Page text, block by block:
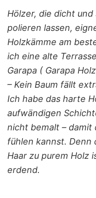
Hölzer, die dicht
polieren lassen,
Holzkämme am
ich eine alte
Garapa ( Garapa
– Kein Baum fällt
Ich habe das harte
aufwändigen
nicht bemalt – damit
fühlen kannst. Denn
Haar zu purem Holz
erdend.